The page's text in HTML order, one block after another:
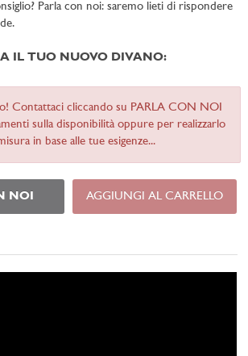
Parla con noi: saremo lieti di rispondere
IL TUO NUOVO DIVANO:
Contattaci cliccando su PARLA CON NOI
sulla disponibilità oppure per realizzarlo
in base alle tue esigenze...
NOI AGGIUNGI AL CARRELLO